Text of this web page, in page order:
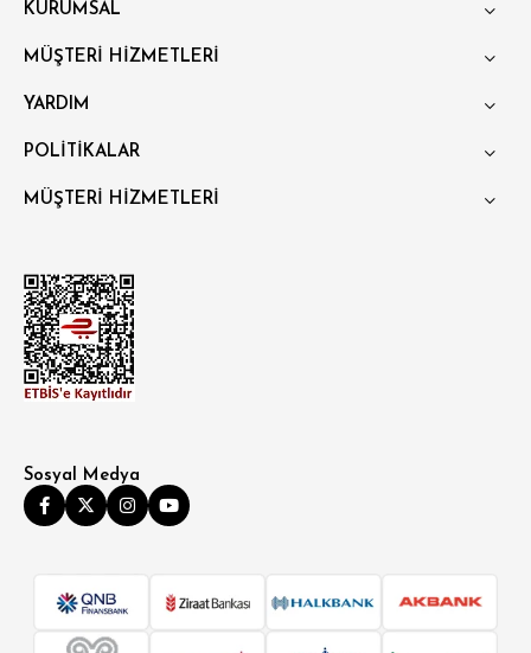
KURUMSAL
MÜŞTERİ HİZMETLERİ
YARDIM
POLİTİKALAR
MÜŞTERİ HİZMETLERİ
Sosyal Medya